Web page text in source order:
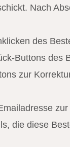
Nach
des
Buttons des
zur
die diese